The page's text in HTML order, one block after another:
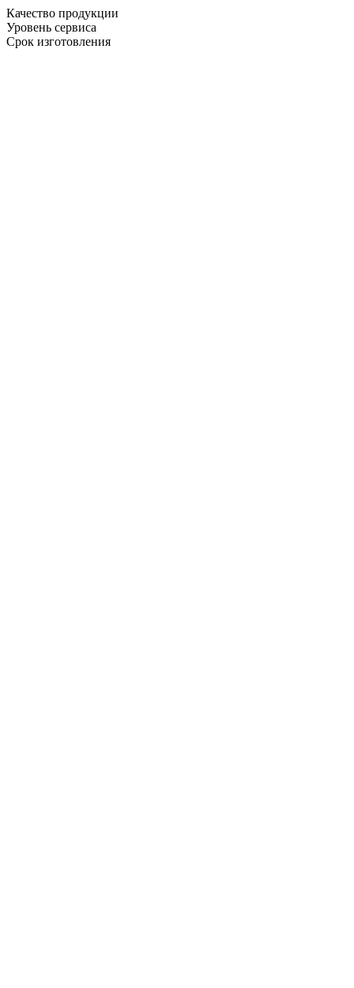
Качество продукции
Уровень сервиса
Срок изготовления